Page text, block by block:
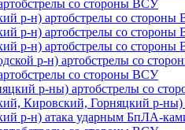
со стороны ВСУ
р-н) артобстрелы со
р-н) артобстрелы со
р-н) артобстрелы со
р-н) артобстрелы со
со стороны ВСУ
р-ны) артобстрелы со
Кировский, Горняцкий р-
р-н) атака ударным БпЛА-